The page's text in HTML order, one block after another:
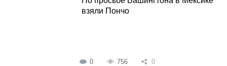
взяли Пончо
0 756 0